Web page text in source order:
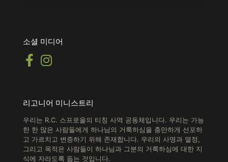
소셜 미디어
리고니어 미니스트리
우리는 R.C. 스프로울의 티칭 사역 공동체입니다. 우리는 가능
한 한 많은 사람들에게 하나님의 거룩하심을 충만하게 선포하
고 가르치고 변증하기 위해 존재합니다. 우리의 사명과 열정,
그리고 목적은 사람들이 하나님과 그분의 거룩하심에 대한 지
식에 자라도록 돕는 것입니다.